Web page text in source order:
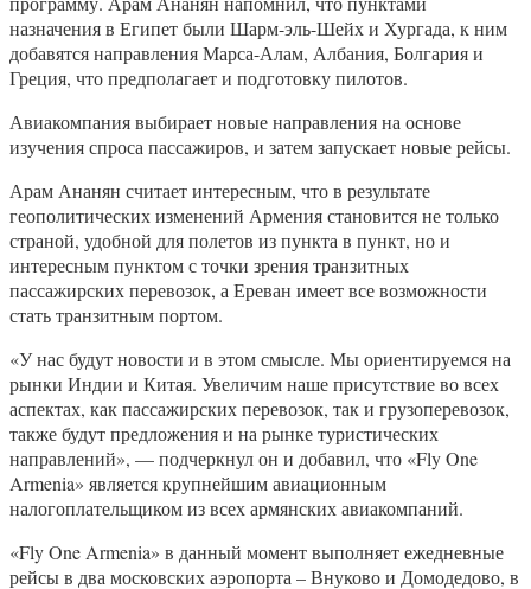
назначения в Египет были Шарм-эль-Шейх и Хургада, к ним
добавятся направления Марса-Алам, Албания, Болгария и
Греция, что предполагает и подготовку пилотов.
Авиакомпания выбирает новые направления на основе
изучения спроса пассажиров, и затем запускает новые рейсы.
Арам Ананян считает интересным, что в результате
геополитических изменений Армения становится не только
страной, удобной для полетов из пункта в пункт, но и
интересным пунктом с точки зрения транзитных
пассажирских перевозок, а Ереван имеет все возможности
стать транзитным портом.
«У нас будут новости и в этом смысле. Мы ориентируемся на
рынки Индии и Китая. Увеличим наше присутствие во всех
аспектах, как пассажирских перевозок, так и грузоперевозок,
также будут предложения и на рынке туристических
направлений», — подчеркнул он и добавил, что «Fly One
Armenia» является крупнейшим авиационным
налогоплательщиком из всех армянских авиакомпаний.
«Fly One Armenia» в данный момент выполняет ежедневные
рейсы в два московских аэропорта – Внуково и Домодедово, в